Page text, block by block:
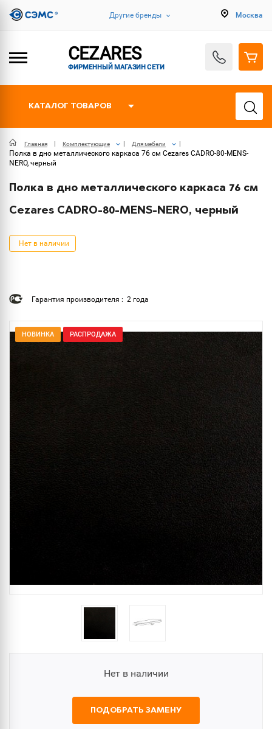
Другие бренды Москва
CEZARES
ФИРМЕННЫЙ МАГАЗИН СЕТИ
КАТАЛОГ ТОВАРОВ
Главная Комплектующие Для мебели
Полка в дно металлического каркаса 76 см Cezares CADRO-80-MENS-
NERO, черный
Полка в дно металлического каркаса 76 см
Cezares CADRO-80-MENS-NERO, черный
Нет в наличии
Гарантия производителя : 2 года
НОВИНКА РАСПРОДАЖА
Нет в наличии
ПОДОБРАТЬ ЗАМЕНУ